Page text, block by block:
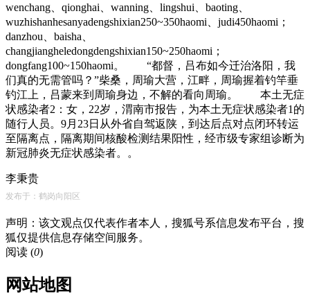
wenchang、qionghai、wanning、lingshui、baoting、
wuzhishanhesanyadengshixian250~350haomi、judi450haomi；
danzhou、baisha、
changjiangheledongdengshixian150~250haomi；
dongfang100~150haomi。 “都督，吕布如今迁治洛阳，我
们真的无需管吗？”柴桑，周瑜大营，江畔，周瑜握着钓竿垂
钓江上，吕蒙来到周瑜身边，不解的看向周瑜。 本土无症
状感染者2： 女，22岁，渭南市报告，为本土无症状感染者1的
随行人员。9月23日从外省自驾返陕，到达后点对点闭环转运
至隔离点，隔离期间核酸检测结果阳性，经市级专家组诊断为
新冠肺炎无症状感染者。。
李秉贵
发布于：鹤岗向阳区
声明：该文观点仅代表作者本人，搜狐号系信息发布平台，搜
狐仅提供信息存储空间服务。
阅读 (0)
网站地图